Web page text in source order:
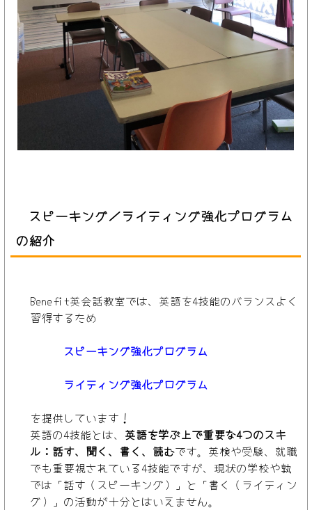
スピーキング／ライティング強化プログラム
の紹介
Benefit英会話教室では、英語を4技能のバランスよく
習得するため
スピーキング強化プログラム
ライティング強化プログラム
を提供しています！
英語の4技能とは、 英語を学ぶ上で重要な4つのスキ
ル：話す、聞く、書く、読むです。英検や受験、就職
でも重要視されている4技能ですが、現状の学校や塾
では「話す（スピーキング）」と「書く（ライティン
グ）」の活動が十分とはいえません。